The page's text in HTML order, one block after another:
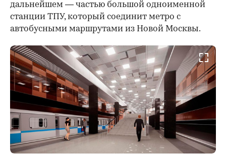
дальнейшем — частью большой одноименной
станции ТПУ, который соединит метро с
автобусными маршрутами из Новой Москвы.